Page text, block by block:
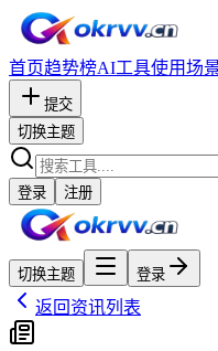
首页趋势榜AI工具使用场
提交
切换主题
登录 注册
切换主题 登录
返回资讯列表